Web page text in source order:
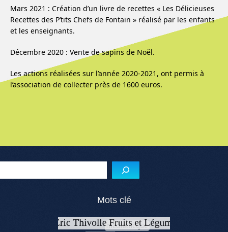
Mars 2021 : Création d’un livre de recettes « Les Délicieuses
Recettes des P’tits Chefs de Fontain » réalisé par les enfants
et les enseignants.
Décembre 2020 : Vente de sapins de Noël.
Les actions réalisées sur l’année 2020-2021, ont permis à
l’association de collecter près de 1600 euros.
Menu de l'article
Mots clé